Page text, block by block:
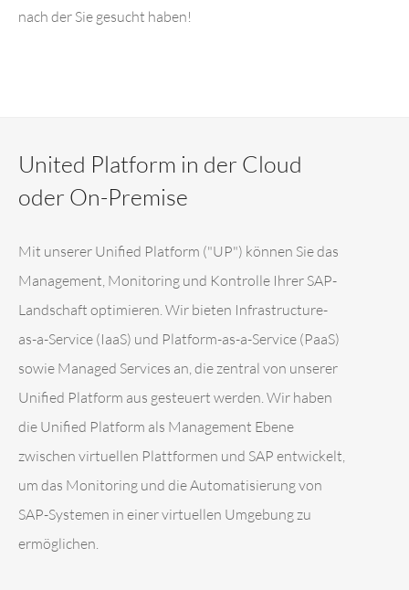
nach der Sie gesucht haben!
United Platform in der Cloud
oder On-Premise
Mit unserer Unified Platform ("UP") können Sie das
Management, Monitoring und Kontrolle Ihrer SAP-
Landschaft optimieren. Wir bieten Infrastructure-
as-a-Service (IaaS) und Platform-as-a-Service (PaaS)
sowie Managed Services an, die zentral von unserer
Unified Platform aus gesteuert werden. Wir haben
die Unified Platform als Management Ebene
zwischen virtuellen Plattformen und SAP entwickelt,
um das Monitoring und die Automatisierung von
SAP-Systemen in einer virtuellen Umgebung zu
ermöglichen.